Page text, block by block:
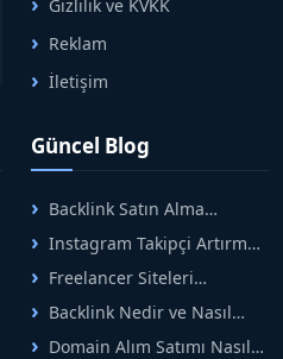
Gizlilik ve KVKK
Reklam
İletişim
Güncel Blog
Backlink Satın Alma
Rehberi: Güvenli SEO İçin
Doğru Adımlar
Instagram Takipçi Artırma
Yöntemleri: Organik Büyüme
Rehberi
Freelancer Siteleri
Arasında Doğru Seçim Nasıl
Yapılır
Backlink Nedir ve Nasıl
Alınır? Etkili Yöntemler
Domain Alım Satımı Nasıl